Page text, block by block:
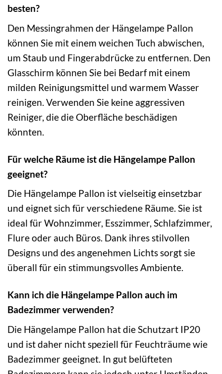
besten?
Den Messingrahmen der Hängelampe Pallon
können Sie mit einem weichen Tuch abwischen,
um Staub und Fingerabdrücke zu entfernen. Den
Glasschirm können Sie bei Bedarf mit einem
milden Reinigungsmittel und warmem Wasser
reinigen. Verwenden Sie keine aggressiven
Reiniger, die die Oberfläche beschädigen
könnten.
Für welche Räume ist die Hängelampe Pallon
geeignet?
Die Hängelampe Pallon ist vielseitig einsetzbar
und eignet sich für verschiedene Räume. Sie ist
ideal für Wohnzimmer, Esszimmer, Schlafzimmer,
Flure oder auch Büros. Dank ihres stilvollen
Designs und des angenehmen Lichts sorgt sie
überall für ein stimmungsvolles Ambiente.
Kann ich die Hängelampe Pallon auch im
Badezimmer verwenden?
Die Hängelampe Pallon hat die Schutzart IP20
und ist daher nicht speziell für Feuchträume wie
Badezimmer geeignet. In gut belüfteten